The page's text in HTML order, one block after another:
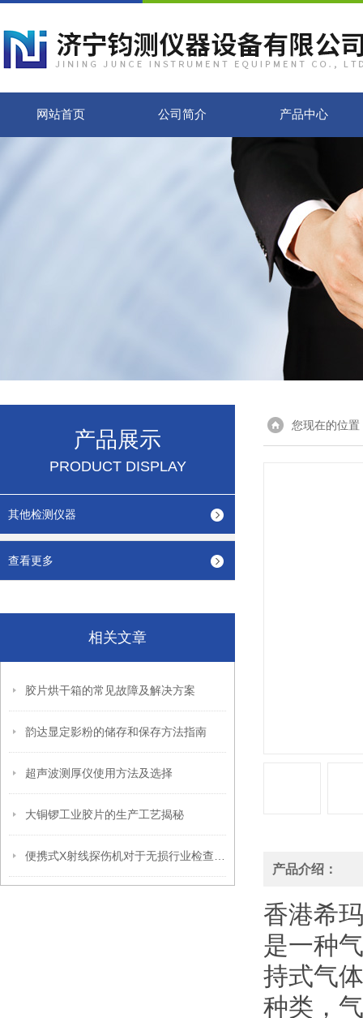
网站首页 公司简介 产品中心
产品展示
PRODUCT DISPLAY
其他检测仪器
查看更多
相关文章
胶片烘干箱的常见故障及解决方案
韵达显定影粉的储存和保存方法指南
超声波测厚仪使用方法及选择
大铜锣工业胶片的生产工艺揭秘
您现在的位置
产品介绍：
香港希
是一种
持式气
种类，